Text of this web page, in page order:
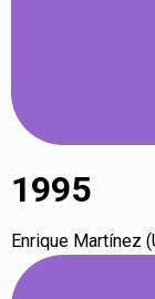
1995
Enrique Martínez